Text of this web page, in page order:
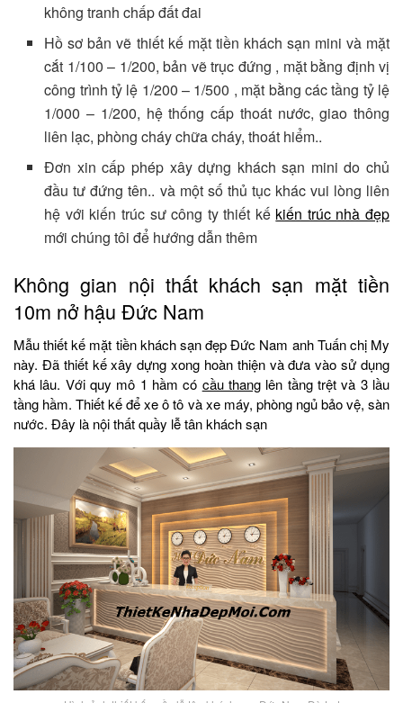
không tranh chấp đất đai
Hồ sơ bản vẽ thiết kế mặt tiền khách sạn mini và mặt
cắt 1/100 – 1/200, bản vẽ trục đứng , mặt bằng định vị
công trình tỷ lệ 1/200 – 1/500 , mặt bằng các tầng tỷ lệ
1/000 – 1/200, hệ thống cấp thoát nước, giao thông
liên lạc, phòng cháy chữa cháy, thoát hiểm..
Đơn xin cấp phép xây dựng khách sạn mini do chủ
đầu tư đứng tên.. và một số thủ tục khác vui lòng liên
hệ với kiến trúc sư công ty thiết kế kiến trúc nhà đẹp
mới chúng tôi để hướng dẫn thêm
Không gian nội thất khách sạn mặt tiền
10m nở hậu Đức Nam
Mẫu thiết kế mặt tiền khách sạn đẹp Đức Nam anh Tuấn chị My
này. Đã thiết kế xây dựng xong hoàn thiện và đưa vào sử dụng
khá lâu. Với quy mô 1 hầm có cầu thang lên tầng trệt và 3 lầu
tầng hầm. Thiết kế để xe ô tô và xe máy, phòng ngủ bảo vệ, sàn
nước. Đây là nội thất quầy lễ tân khách sạn